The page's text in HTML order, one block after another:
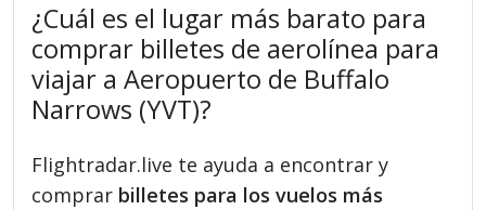
¿Cuál es el lugar más barato para
comprar billetes de aerolínea para
viajar a Aeropuerto de Buffalo
Narrows (YVT)?
Flightradar.live te ayuda a encontrar y
comprar billetes para los vuelos más